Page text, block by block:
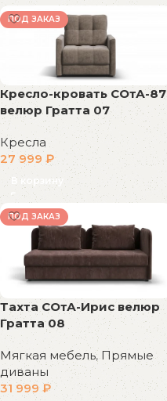
ПОД ЗАКАЗ
Кресло-кровать СОтА-87
велюр Гратта 07
Кресла
27 999 ₽
В корзину
ПОД ЗАКАЗ
Тахта СОтА-Ирис велюр
Гратта 08
Мягкая мебель,Прямые
диваны
31 999 ₽